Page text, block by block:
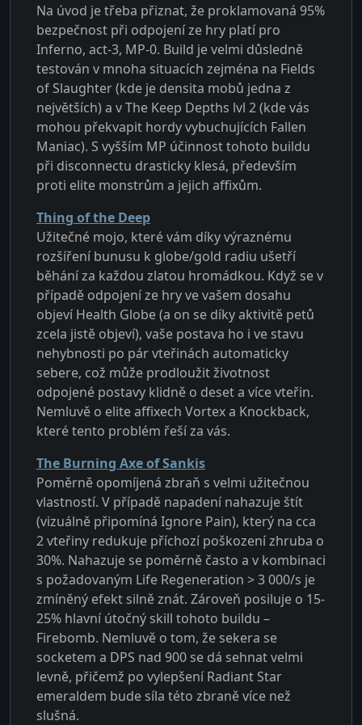
Na úvod je třeba přiznat, že proklamovaná 95%
bezpečnost při odpojení ze hry platí pro
Inferno, act-3, MP-0. Build je velmi důsledně
testován v mnoha situacích zejména na Fields
of Slaughter (kde je densita mobů jedna z
největších) a v The Keep Depths lvl 2 (kde vás
mohou překvapit hordy vybuchujících Fallen
Maniac). S vyšším MP účinnost tohoto buildu
při disconnectu drasticky klesá, především
proti elite monstrům a jejich affixům.
Thing of the Deep
Užitečné mojo, které vám díky výraznému
rozšíření bunusu k globe/gold radiu ušetří
běhání za každou zlatou hromádkou. Když se v
případě odpojení ze hry ve vašem dosahu
objeví Health Globe (a on se díky aktivitě petů
zcela jistě objeví), vaše postava ho i ve stavu
nehybnosti po pár vteřinách automaticky
sebere, což může prodloužit životnost
odpojené postavy klidně o deset a více vteřin.
Nemluvě o elite affixech Vortex a Knockback,
které tento problém řeší za vás.
The Burning Axe of Sankis
Poměrně opomíjená zbraň s velmi užitečnou
vlastností. V případě napadení nahazuje štít
(vizuálně připomíná Ignore Pain), který na cca
2 vteřiny redukuje příchozí poškození zhruba o
30%. Nahazuje se poměrně často a v kombinaci
s požadovaným Life Regeneration > 3 000/s je
zmíněný efekt silně znát. Zároveň posiluje o 15-
25% hlavní útočný skill tohoto buildu –
Firebomb. Nemluvě o tom, že sekera se
socketem a DPS nad 900 se dá sehnat velmi
levně, přičemž po vylepšení Radiant Star
emeraldem bude síla této zbraně více než
slušná.